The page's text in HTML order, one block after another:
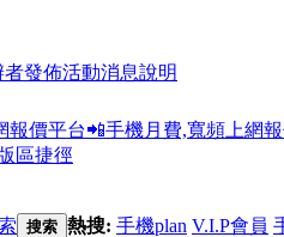
者發佈活動消息說明
報價平台📲手機月費,寬頻上網
區捷徑
搜索 熱搜: 手機plan V.I.P會員